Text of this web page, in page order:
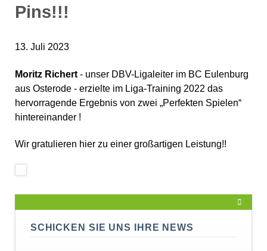
Pins!!!
13. Juli 2023
Moritz Richert- unser DBV-Ligaleiter im BC Eulenburg
aus Osterode - erzielte im Liga-Training 2022 das
hervorragende Ergebnis von zwei „Perfekten Spielen“
hintereinander !
Wir gratulieren hier zu einer großartigen Leistung!!
SCHICKEN SIE UNS IHRE NEWS